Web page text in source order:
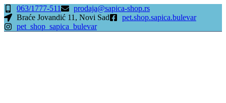
063/1777-511
prodaja@sapica-shop.rs
Braće Jovandić 11, Novi Sad
pet.shop.sapica.bulevar
pet_shop_sapica_bulevar